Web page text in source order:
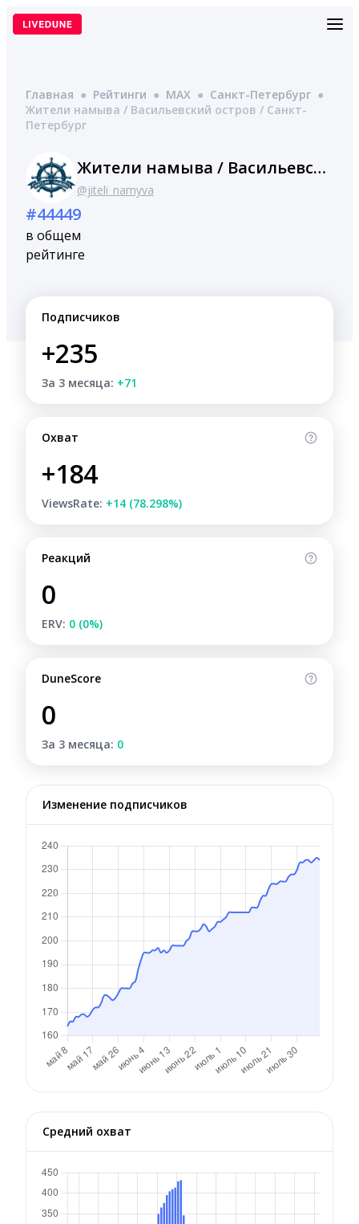
Перейти
Главная ● Рейтинги ● MAX ● Санкт-Петербург ●
Жители намыва / Васильевский остров / Санкт-
Петербург
Жители намыва / Васильевский остров / Санкт-Петербург
@jiteli_namyva
#44449
в общем
рейтинге
Подписчиков
+235
За 3 месяца: +71
Охват
+184
ViewsRate: +14 (78.298%)
Реакций
0
ERV: 0 (0%)
DuneScore
0
За 3 месяца: 0
Изменение подписчиков
Средний охват